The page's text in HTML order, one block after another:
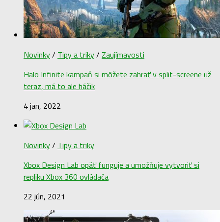
Novinky/ Tipy a triky/ Zaujímavosti
Halo Infinite kampaň si môžete zahrať v split-screene už
teraz, má to ale háčik
4 jan, 2022
Novinky/ Tipy a triky
Xbox Design Lab opäť funguje a umožňuje vytvoriť si
repliku Xbox 360 ovládača
22 jún, 2021